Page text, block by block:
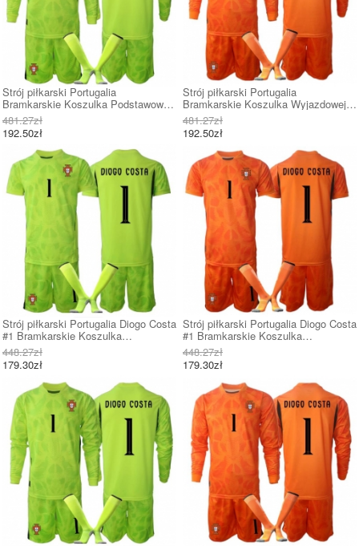
Strój piłkarski Portugalia
Bramkarskie Koszulka Podstawowej
dziecięce MŚ 2026 Długi Rękaw (+
Krótkie spodenki)
481.27zł
192.50zł
Strój piłkarski Portugalia
Bramkarskie Koszulka Wyjazdowej
dziecięce MŚ 2026 Długi Rękaw (+
Krótkie spodenki)
481.27zł
192.50zł
Strój piłkarski Portugalia Diogo Costa
#1 Bramkarskie Koszulka
Podstawowej dziecięce MŚ 2026
Krótki Rękaw (+ Krótkie spodenki)
448.27zł
179.30zł
Strój piłkarski Portugalia Diogo Costa
#1 Bramkarskie Koszulka
Wyjazdowej dziecięce MŚ 2026
Krótki Rękaw (+ Krótkie spodenki)
448.27zł
179.30zł